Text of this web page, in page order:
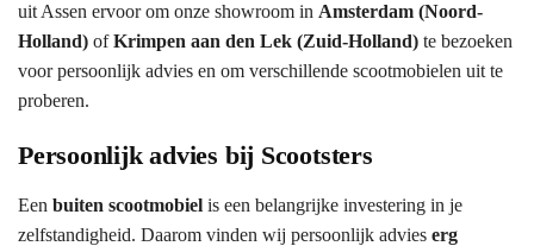
uit Assen ervoor om onze showroom in Amsterdam (Noord-
Holland) ofKrimpen aan den Lek (Zuid-Holland) te bezoeken
voor persoonlijk advies en om verschillende scootmobielen uit te
proberen.
Persoonlijk advies bij Scootsters
Een buiten scootmobiel is een belangrijke investering in je
zelfstandigheid. Daarom vinden wij persoonlijk advies erg